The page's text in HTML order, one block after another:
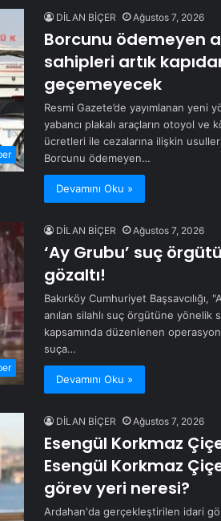
DİLAN BİÇER Ağustos 7, 2026
Borcunu ödemeyen
sahipleri artık
geçemeyecek
Resmi Gazete’de yayımlanan yeni
yabancı plakalı araçların otoyol ve
ücretleri ile cezalarına ilişkin
Borcunu ödemeyen…
Devamını Oku »
DİLAN BİÇER Ağustos 7, 2026
‘Ay Grubu’ suç
gözaltı!
Bakırköy Cumhuriyet Başsavcılığı,
anılan silahlı suç örgütüne yönelik
kapsamında düzenlenen
suça…
Devamını Oku »
DİLAN BİÇER Ağustos 7, 2026
Esengül Korkmaz
Esengül Korkmaz
görev yeri neresi?
Ardahan'da gerçekleştirilen idari